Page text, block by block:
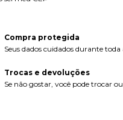
Compra protegida
Seus dados cuidados durante
Trocas e devoluções
Se não gostar, você pode trocar